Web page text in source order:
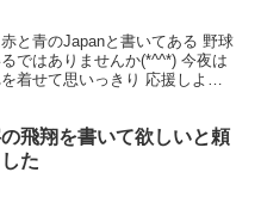
と青のJapanと書いてある 野球
ではありませんか(*^^*) 今夜は
着せて思いっきり 応援しよ
飛翔を書いて欲しいと頼
た